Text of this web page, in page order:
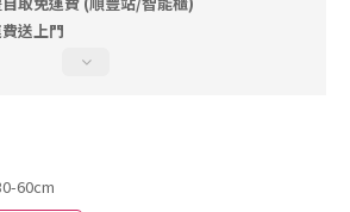
送上門
60cm